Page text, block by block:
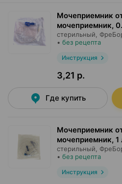
Мочеприемник
мочеприемник,
стерильный,
• без рецепта
Инструкция
3,21 р.
Где купить
Мочеприемник
мочеприемник, 1
стерильный,
• без рецепта
Инструкция